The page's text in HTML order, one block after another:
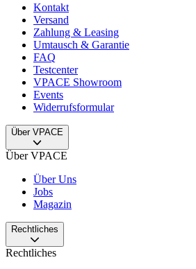
Kontakt
Versand
Zahlung & Leasing
Umtausch & Garantie
FAQ
Testcenter
VPACE Showroom
Events
Widerrufsformular
Über VPACE
Über VPACE
Über Uns
Jobs
Magazin
Rechtliches
Rechtliches